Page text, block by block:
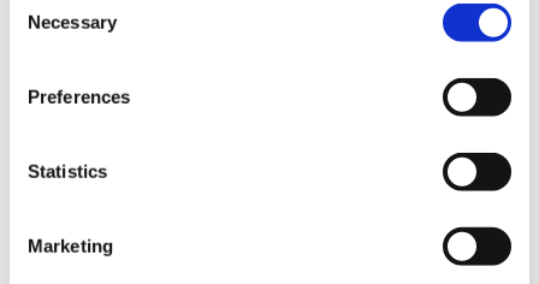
Selection
Necessary
Preferences
Statistics
Marketing
dades o el correu electrònic d’un director general,
amb l’objectiu d’aconseguir un guany econòmic.
D’altra banda, en Daniel Cruz destaca la
mesures de seguretat
necessàries per tal de
que es
Tots dos destaquen la importància d’aprendre a